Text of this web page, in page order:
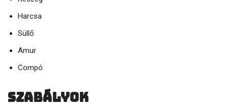
Harcsa
Süllő
Amur
Compó
Szabályok